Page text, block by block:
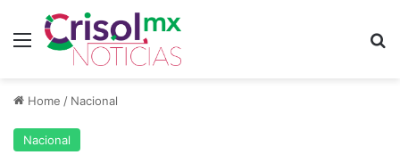
Menu
Home / Nacional
Nacional